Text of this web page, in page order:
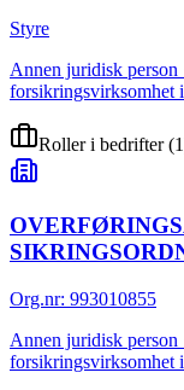
Styre
Annen juridisk person
forsikringsvirksomhet
Roller i bedrifter(1
Org.nr: 993010855
Annen juridisk person
forsikringsvirksomhet